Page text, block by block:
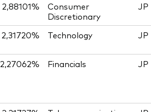
2,88101%
Consumer
Discretionary
JP
2,31720% Technology JP
2,27062% Financials JP